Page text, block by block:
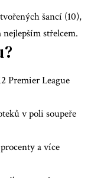
šancí (10),
nejlepším střelcem.
Premier League
v poli soupeře
a více